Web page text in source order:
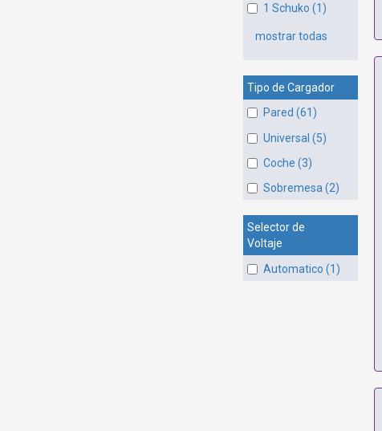
1 Schuko (1)
mostrar todas
Tipo de Cargador
Pared (61)
Universal (5)
Coche (3)
Sobremesa (2)
Selector de
Voltaje
Automatico (1)